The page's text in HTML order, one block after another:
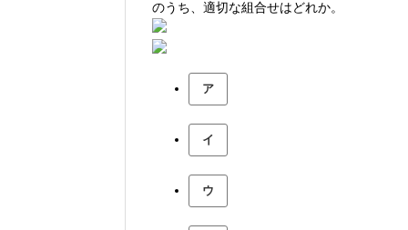
のうち、適切な組合せはどれか。
ア
イ
ウ